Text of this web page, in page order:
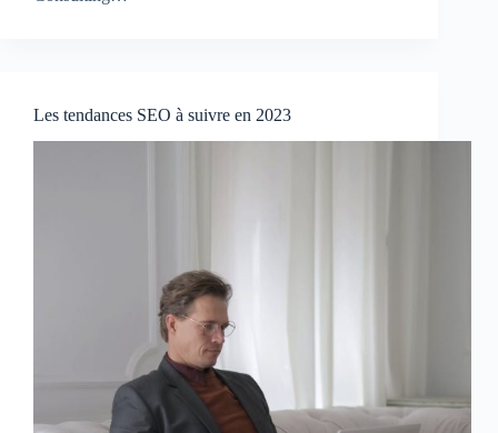
Les tendances SEO à suivre en 2023